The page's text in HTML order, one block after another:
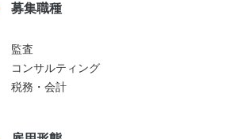
募集職種
監査
コンサルティング
税務・会計